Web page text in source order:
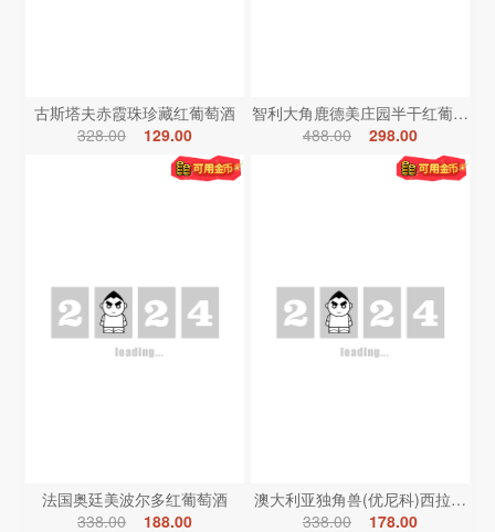
古斯塔夫赤霞珠珍藏红葡萄酒
328.00
129.00
智利大角鹿德美庄园半干红葡萄酒
488.00
298.00
法国奥廷美波尔多红葡萄酒
338.00
188.00
澳大利亚独角兽(优尼科)西拉红葡
338.00
178.00